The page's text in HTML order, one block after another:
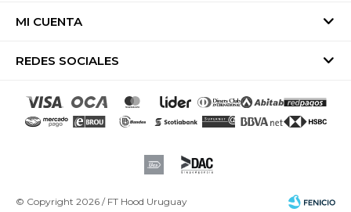
MI CUENTA
REDES SOCIALES
© Copyright 2026 / FT Hood Uruguay